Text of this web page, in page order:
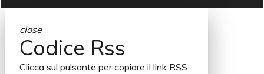
close
Codice Rss
Clicca sul pulsante per copiare il link RSS